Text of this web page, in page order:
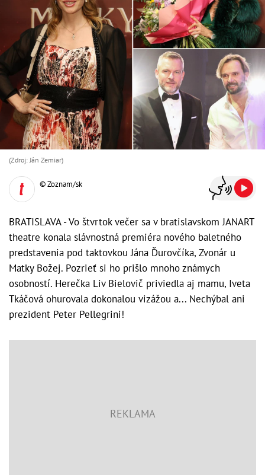
(Zdroj: Ján Zemiar)
© Zoznam/sk
BRATISLAVA - Vo štvrtok večer sa v bratislavskom JANART
theatre konala slávnostná premiéra nového baletného
predstavenia pod taktovkou Jána Ďurovčíka, Zvonár u
Matky Božej. Pozrieť si ho prišlo mnoho známych
osobností. Herečka Liv Bielovič priviedla aj mamu, Iveta
Tkáčová ohurovala dokonalou vizážou a... Nechýbal ani
prezident Peter Pellegrini!